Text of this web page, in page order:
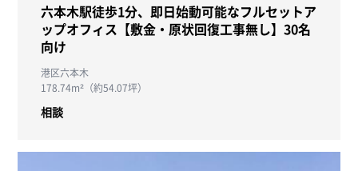
六本木駅徒歩1分、即日始動可能なフルセットア
ップオフィス【敷金・原状回復工事無し】30名
向け
港区六本木
178.74m²（約54.07坪）
相談